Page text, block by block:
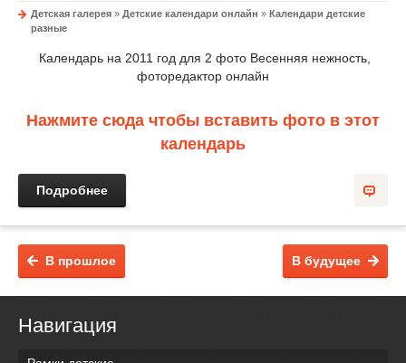
Детская галерея » Детские календари онлайн » Календари детские
разные
Календарь на 2011 год для 2 фото Весенняя нежность,
фоторедактор онлайн
Нажмите сюда чтобы вставить фото в этот
календарь
Подробнее
В будущее
В прошлое
Навигация